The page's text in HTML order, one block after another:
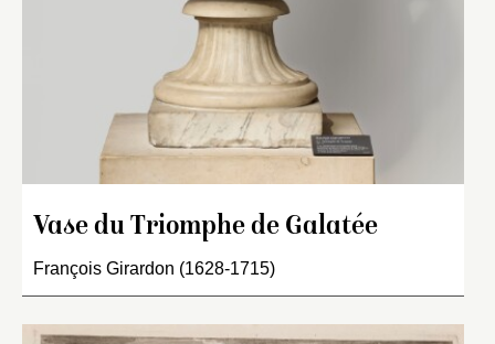
Vase du Triomphe de Galatée
François Girardon (1628-1715)